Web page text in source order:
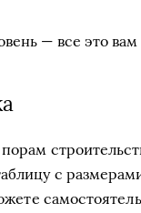
— все это вам
с